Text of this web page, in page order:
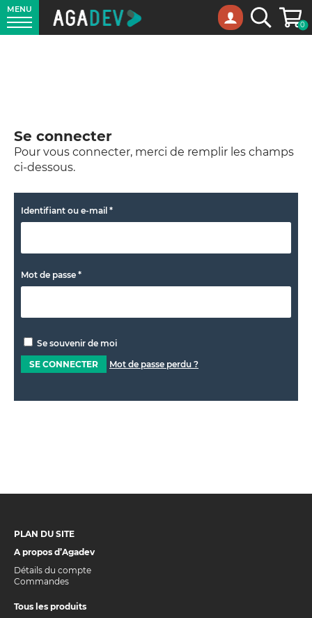
MENU
Recherche0
Se connecter
Pour vous connecter, merci de remplir les champs
ci-dessous.
Identifiant ou e-mail *
Mot de passe *
Se souvenir de moi
SE CONNECTER
Mot de passe perdu ?
PLAN DU SITE
A propos d’Agadev
Détails du compte
Commandes
Tous les produits